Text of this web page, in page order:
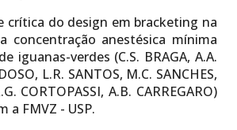
crítica do design em bracketing na
concentração anestésica mínima
iguanas-verdes (C.S. BRAGA, A.A.
L.R. SANTOS, M.C. SANCHES,
CORTOPASSI, A.B. CARREGARO)
a FMVZ - USP.